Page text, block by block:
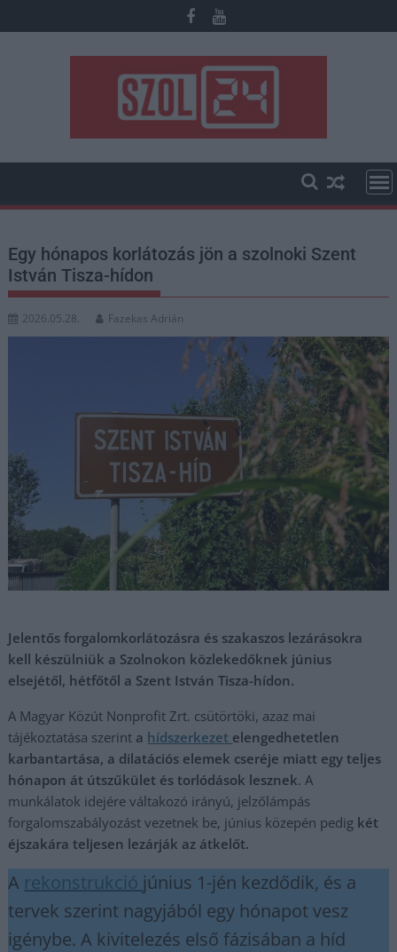
to
Egy hónapos korlátozás jön a szolnoki Szent
István Tisza-hídon
2026.05.28. Fazekas Adrián
Jelentős forgalomkorlátozásra és szakaszos lezárásokra
kell készülniük a Szolnokon közlekedőknek június
elsejétől, hétfőtől a Szent István Tisza-hídon.
A Magyar Közút Nonprofit Zrt. csütörtöki, azaz mai
tájékoztatása szerint a hídszerkezet elengedhetetlen
karbantartása, a dilatációs elemek cseréje miatt egy teljes
hónapon át útszűkület és torlódások lesznek. A
munkálatok idejére váltakozó irányú, jelzőlámpás
forgalomszabályozást vezetnek be, június közepén pedig két
éjszakára teljesen lezárják az átkelőt.
A rekonstrukció június 1-jén kezdődik, és a
tervek szerint nagyjából egy hónapot vesz
igénybe. A kivitelezés első fázisában a híd